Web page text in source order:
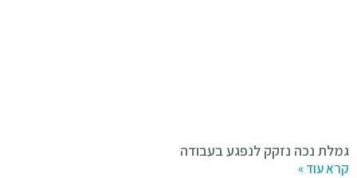
גמלת נכה נזקק לנפגע בעבודה
קרא עוד »